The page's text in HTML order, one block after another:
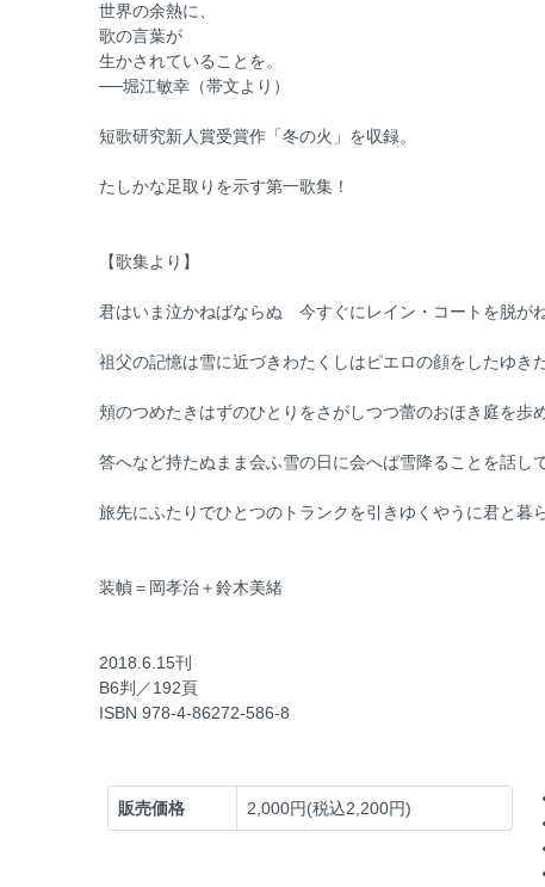
世界の余熱に、
歌の言葉が
生かされていることを。
──堀江敏幸（帯文より）
短歌研究新人賞受賞作「冬の火」を収録。
たしかな足取りを示す第一歌集！
【歌集より】
君はいま泣かねばならぬ 今すぐにレイン・コートを脱が
祖父の記憶は雪に近づきわたくしはピエロの顔をしたゆき
頬のつめたきはずのひとりをさがしつつ蕾のおほき庭を歩
答へなど持たぬまま会ふ雪の日に会へば雪降ることを話し
旅先にふたりでひとつのトランクを引きゆくやうに君と暮
装幀＝岡孝治＋鈴木美緒
2018.6.15刊
B6判／192頁
ISBN 978-4-86272-586-8
販売価格 2,000円(税込2,200円)